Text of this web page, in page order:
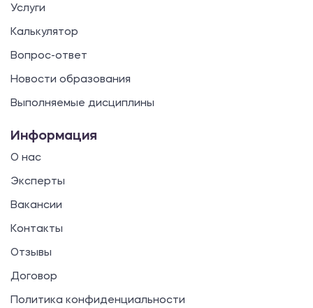
Услуги
Калькулятор
Вопрос-ответ
Новости образования
Выполняемые дисциплины
Информация
О нас
Эксперты
Вакансии
Контакты
Отзывы
Договор
Политика конфиденциальности